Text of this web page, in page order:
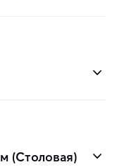
(Столовая)